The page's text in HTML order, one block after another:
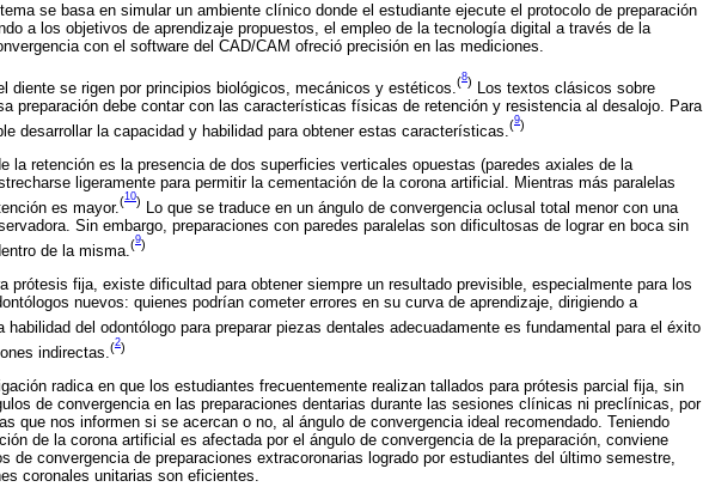
se basa en simular un ambiente clínico donde el estudiante ejecute el protocolo de preparación
a los objetivos de aprendizaje propuestos, el empleo de la tecnología digital a través de la
con el software del CAD/CAM ofreció precisión en las mediciones.
diente se rigen por principios biológicos, mecánicos y estéticos. (8) Los textos clásicos sobre
preparación debe contar con las características físicas de retención y resistencia al desalojo. Para
desarrollar la capacidad y habilidad para obtener estas características. (9)
la retención es la presencia de dos superficies verticales opuestas (paredes axiales de la
ligeramente para permitir la cementación de la corona artificial. Mientras más paralelas
es mayor.(10)
Lo que se traduce en un ángulo de convergencia oclusal total menor con una
Sin embargo, preparaciones con paredes paralelas son dificultosas de lograr en boca sin
de la misma. (9)
prótesis fija, existe dificultad para obtener siempre un resultado previsible, especialmente para los
nuevos: quienes podrían cometer errores en su curva de aprendizaje, dirigiendo a
habilidad del odontólogo para preparar piezas dentales adecuadamente es fundamental para el éxito
indirectas.(2)
radica en que los estudiantes frecuentemente realizan tallados para prótesis parcial fija, sin
de convergencia en las preparaciones dentarias durante las sesiones clínicas ni preclínicas, por
que nos informen si se acercan o no, al ángulo de convergencia ideal recomendado. Teniendo
de la corona artificial es afectada por el ángulo de convergencia de la preparación, conviene
de convergencia de preparaciones extracoronarias logrado por estudiantes del último semestre,
coronales unitarias son eficientes.